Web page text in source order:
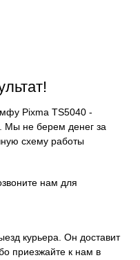
Pixma TS5040 -
Мы не берем денег за
схему работы
нам для
курьера. Он доставит
приезжайте к нам в